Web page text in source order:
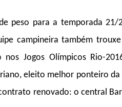
peso para a temporada
campineira também
Jogos Olímpicos Rio-
eleito melhor ponteiro
renovado: o central